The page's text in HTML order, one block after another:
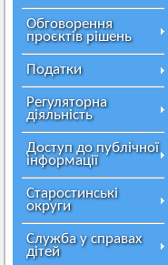
Обговорення
проєктів рішень
Податки
Регуляторна
діяльність
Доступ до публічної
інформації
Старостинські
округи
Служба у справах
дітей